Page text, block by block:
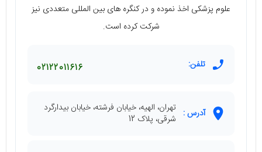
علوم پزشکی اخذ نموده و در کنگره‌ های بین‌ المللی متعددی نیز
شرکت کرده است.
تلفن: 02122011616
آدرس : تهران، الهیه، خیابان فرشته، خیابان بیدارگرد
شرقی، پلاک 12